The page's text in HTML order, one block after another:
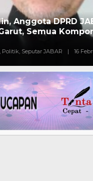
Anggota DPRD
Semua
Seputar JABAR | 16